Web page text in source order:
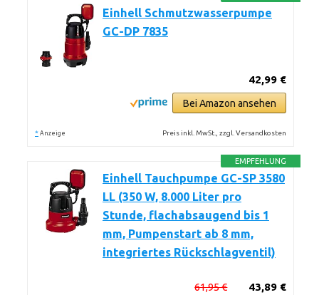
Einhell Schmutzwasserpumpe
GC-DP 7835
42,99 €
Bei Amazon ansehen
* Anzeige Preis inkl. MwSt., zzgl. Versandkosten
EMPFEHLUNG
Einhell Tauchpumpe GC-SP 3580
LL (350 W, 8.000 Liter pro
Stunde, flachabsaugend bis 1
mm, Pumpenstart ab 8 mm,
integriertes Rückschlagventil)
43,89 €
61,95 €